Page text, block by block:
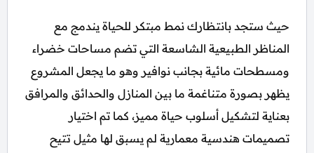
حيث ستجد بانتظارك نمط مبتكر للحياة يندمج مع
المناظر الطبيعية الشاسعة التي تضم مساحات خضراء
ومسطحات مائية بجانب نوافير وهو ما يجعل المشروع
يظهر بصورة متناغمة ما بين المنازل والحدائق والمرافق
بعناية لتشكيل أسلوب حياة مميز، كما تم اختيار
تصميمات هندسية معمارية لم يسبق لها مثيل تتيح